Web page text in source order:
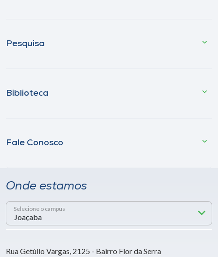
Pesquisa
Biblioteca
Fale Conosco
Onde estamos
Selecione o campus
Rua Getúlio Vargas, 2125 - Bairro Flor da Serra